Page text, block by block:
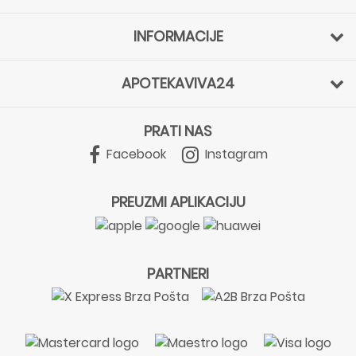
INFORMACIJE
APOTEKAVIVA24
PRATI NAS
Facebook Instagram
PREUZMI APLIKACIJU
PARTNERI